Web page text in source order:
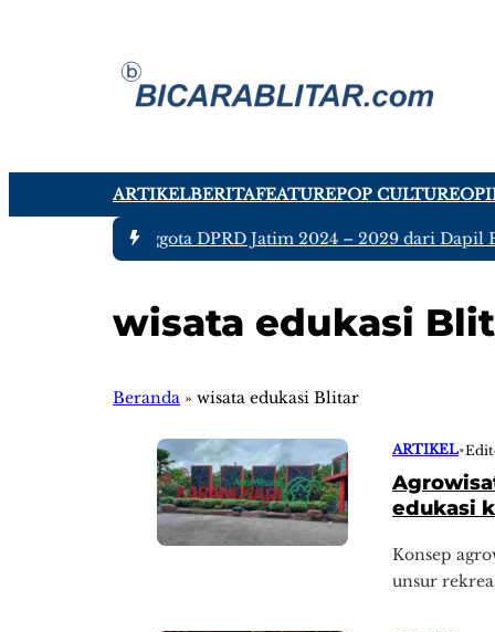
ARTIKELBERITAFEATUREPOP CULTURE
Ada tujuh Anggota DPRD Jatim 2024 – 2029 dari Dapil
wisata edukasi
Beranda » wisata edukasi Blitar
ARTIKEL•
edukasi
Konsep
unsur